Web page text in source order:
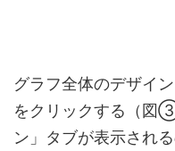
グラフ全体のデザイ
をクリックする（図
ン」タブが表示され